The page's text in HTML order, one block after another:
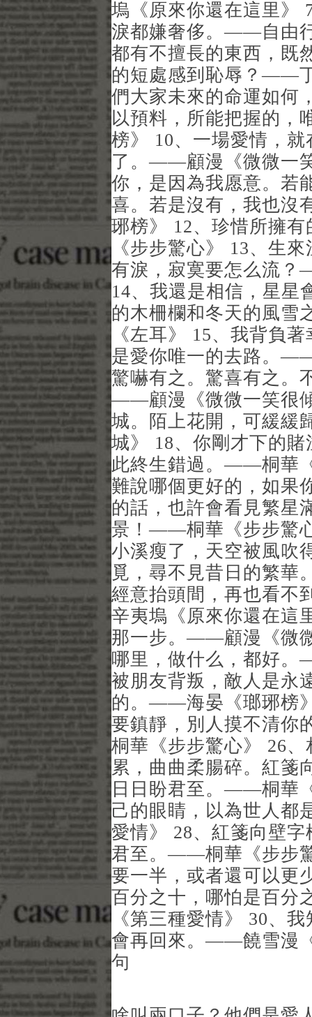
塢《原來你還在這里》
淚都嫌奢侈。——自由
都有不擅長的東西，既
的短處感到恥辱？——
們大家未來的命運如何
以預料，所能把握的
榜》 10、一場愛情，
了。——顧漫《微微一
你，是因為我愿意。若
喜。若是沒有，我也
琊榜》 12、珍惜所擁
《步步驚心》 13、生
有淚，寂寞要怎么流
14、我還是相信，星星
的木柵欄和冬天的風
《左耳》 15、我背負
是愛你唯一的去路。
驚嚇有之。驚喜有之。
——顧漫《微微一笑很
城。陌上花開，可緩
城》 18、你剛才下的
此終生錯過。——桐華
難說哪個更好的，如果
的話，也許會看見繁星
景！——桐華《步步驚
小溪瘦了，天空被風吹
覓，尋不見昔日的繁
經意抬頭間，再也看
辛夷塢《原來你還在這
那一步。——顧漫《微
哪里，做什么，都好
被朋友背叛，敵人是永
的。——海晏《瑯琊榜
要鎮靜，別人摸不清
桐華《步步驚心》 26
累，曲曲柔腸碎。紅箋
日日盼君至。——桐華
己的眼睛，以為世人
愛情》 28、紅箋向壁
君至。——桐華《步步
要一半，或者還可以更
百分之十，哪怕是百
《第三種愛情》 30、
會再回來。——饒雪漫
句